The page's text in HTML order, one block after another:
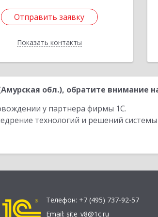
Отправить заявку
Показать контакты
Отправить заявку
Назад
обл.), обратите внимание
у партнера фирмы 1С.
технологий и решений
Телефон: +7 (495) 737-92-57
Email: site_v8@1c.ru